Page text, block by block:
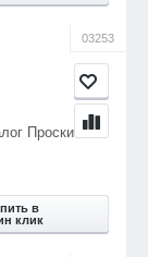
03253
Проскит PK-
в
клик